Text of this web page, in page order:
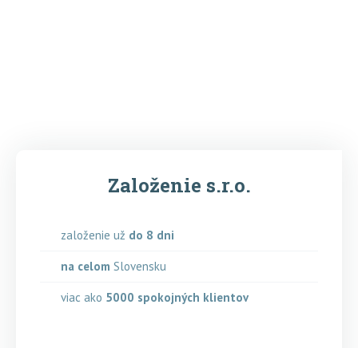
Založenie s.r.o.
založenie už do 8 dni
na celom Slovensku
viac ako 5000 spokojných klientov